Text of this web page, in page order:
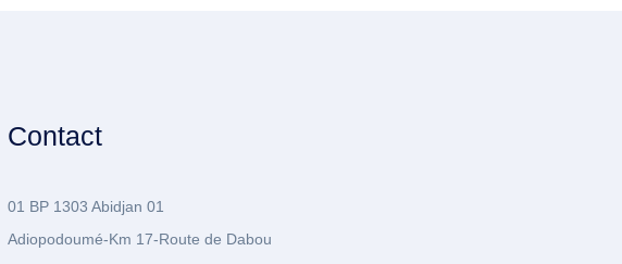
Contact
01 BP 1303 Abidjan 01
Adiopodoumé-Km 17-Route de Dabou